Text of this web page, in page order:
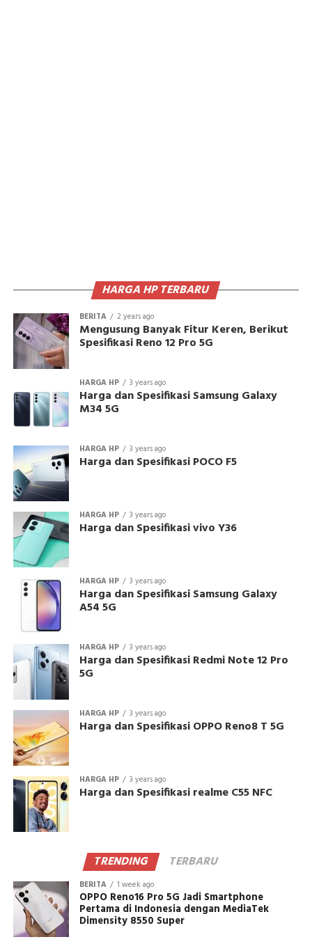
HARGA HP TERBARU
BERITA 2 years ago
Mengusung Banyak Fitur Keren, Berikut
Spesifikasi Reno 12 Pro 5G
HARGA HP 3 years ago
Harga dan Spesifikasi Samsung Galaxy
M34 5G
HARGA HP 3 years ago
Harga dan Spesifikasi POCO F5
HARGA HP 3 years ago
Harga dan Spesifikasi vivo Y36
HARGA HP 3 years ago
Harga dan Spesifikasi Samsung Galaxy
A54 5G
HARGA HP 3 years ago
Harga dan Spesifikasi Redmi Note 12 Pro
5G
HARGA HP 3 years ago
Harga dan Spesifikasi OPPO Reno8 T 5G
HARGA HP 3 years ago
Harga dan Spesifikasi realme C55 NFC
TRENDING TERBARU
BERITA 1 week ago
OPPO Reno16 Pro 5G Jadi Smartphone
Pertama di Indonesia dengan MediaTek
Dimensity 8550 Super